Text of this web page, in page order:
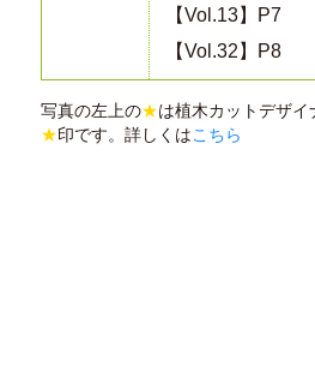
【Vol.13】P7
【Vol.32】P8
写真の左上の★は植木カットデザイ
★印です。詳しくはこちら